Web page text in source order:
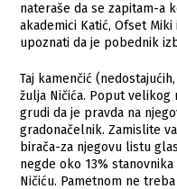
nateraše da se zapitam-a
akademici Katić, Ofset
upoznati da je pobednik
Taj kamenčić
žulja Ničića. Poput velikog
grudi da je pravda na
gradonačelnik. Zamislite
birača-za njegovu listu
negde oko 13%
Ničiću. Pametnom ne